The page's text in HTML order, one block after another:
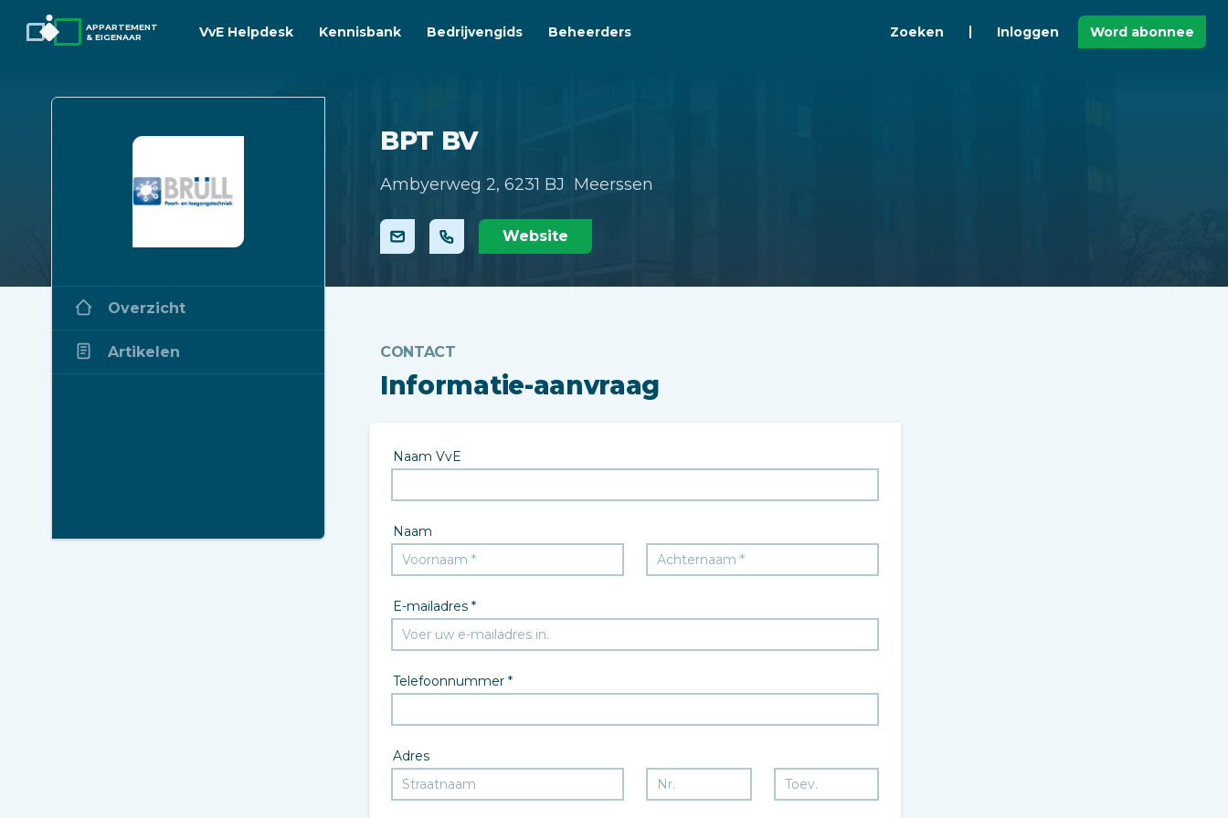
APPARTEMENT
& EIGENAAR
VvE Helpdesk Kennisbank Bedrijvengids Beheerders Zoeken Inloggen Word abonnee
BPT BV
Ambyerweg 2, 6231 BJ Meerssen
Website
Overzicht
Artikelen CONTACT
Informatie-aanvraag
Naam VvE
Naam
E-mailadres *
Telefoonnummer *
Adres